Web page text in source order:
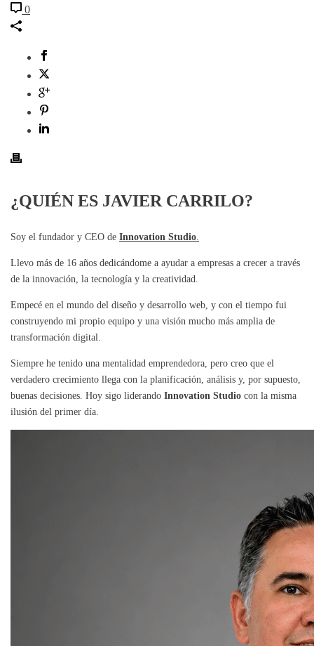
0
¿QUIÉN ES JAVIER CARRILO?
Soy el fundador y CEO de Innovation Studio
Llevo más de 16 años dedicándome a ayudar a empresas a crecer a través
de la innovación, la tecnología y la creatividad.
Empecé en el mundo del diseño y desarrollo web, y con el tiempo fui
construyendo mi propio equipo y una visión mucho más amplia de
transformación digital.
Siempre he tenido una mentalidad emprendedora, pero creo que el
verdadero crecimiento llega con la planificación, análisis y, por supuesto,
buenas decisiones. Hoy sigo liderando Innovation Studio con la misma
ilusión del primer día.